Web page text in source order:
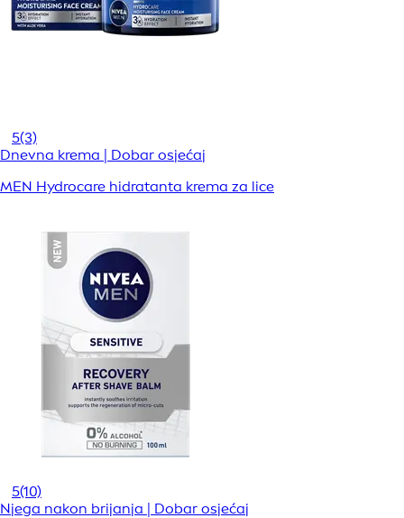
5(3)
Dnevna krema | Dobar osjećaj
MEN Hydrocare hidratanta krema za lice
5(10)
Njega nakon brijanja | Dobar osjećaj